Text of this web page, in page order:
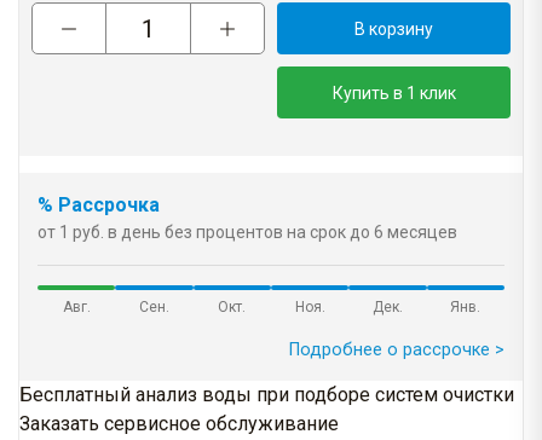
В корзину
Купить в 1 клик
% Рассрочка
от 1 руб. в день без процентов на срок до 6 месяцев
Авг. Сен. Окт. Ноя. Дек. Янв.
Подробнее о рассрочке >
Бесплатный анализ воды при подборе систем очистки
Заказать сервисное обслуживание